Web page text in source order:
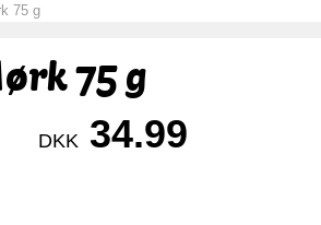
75 g
75 g
DKK 34.99